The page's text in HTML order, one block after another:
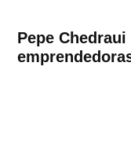
Pepe